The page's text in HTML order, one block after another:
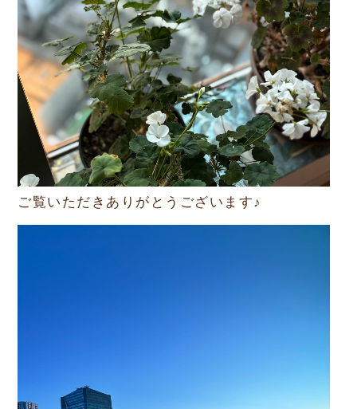
ご覧いただきありがとうございます♪